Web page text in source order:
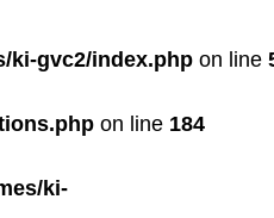
ンター
対応）
ki-gvc2/index.php on line
on line 184
ki-